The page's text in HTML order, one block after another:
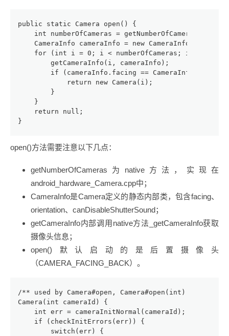
public static Camera open() {
    int numberOfCameras = getNumberOfCameras();
    CameraInfo cameraInfo = new CameraInfo();
    for (int i = 0; i < numberOfCameras; i++) {
        getCameraInfo(i, cameraInfo);
if (cameraInfo.facing ==
            return new Camera(i);
        }
    }
    return null;
}
open()方法需要注意以下几点：
getNumberOfCameras为native方法，实现在
android_hardware_Camera.cpp中；
CameraInfo是Camera定义的静态内部类，包含facing、
orientation、canDisableShutterSound；
getCameraInfo内部调用native方法_getCameraInfo获取
摄像头信息；
open()默认启动的是后置摄像头
（CAMERA_FACING_BACK）。
/** used by Camera#open, Camera#open(int) */
Camera(int cameraId) {
    int err = cameraInitNormal(cameraId);
    if (checkInitErrors(err)) {
        switch(err) {